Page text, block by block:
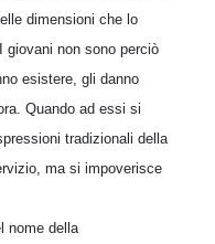
dimensioni che lo
giovani non sono perciò
esistere, gli danno
Quando ad essi si
tradizionali della
ma si impoverisce
nome della